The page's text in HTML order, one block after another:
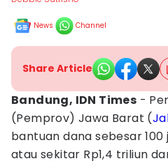
News Channel
Share Article
Bandung, IDN Times -
(Pemprov) Jawa Barat (
bantuan dana sebesar
atau sekitar Rp1,4 triliun